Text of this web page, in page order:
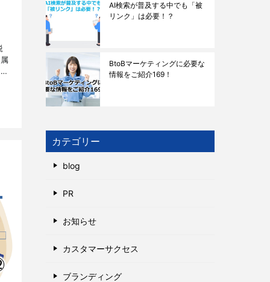
AI検索が普及する中でも「被
リンク」は必要！？
BtoBマーケティングに必要な
情報をご紹介169！
カテゴリー
blog
PR
お知らせ
カスタマーサクセス
ブランディング